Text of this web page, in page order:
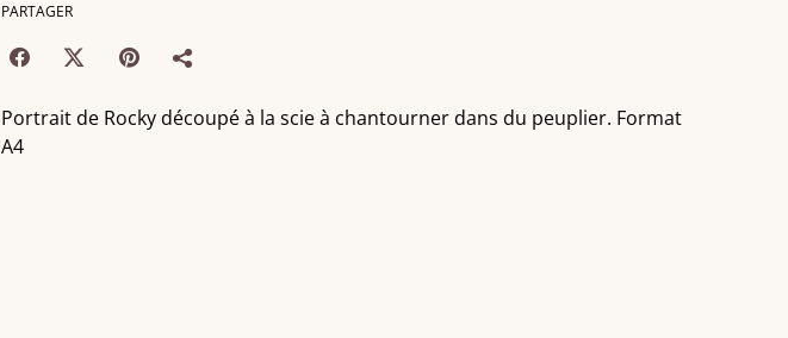
PARTAGER
Portrait de Rocky découpé à la scie à chantourner dans du peuplier. Format
A4